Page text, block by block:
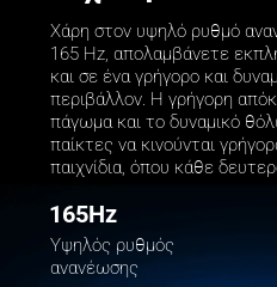
Χάρη στον υψηλό ρυθμό
165 Hz, απολαμβάνετε
και σε ένα γρήγορο και
περιβάλλον. Η γρήγορη
πάγωμα και το δυναμικό
παίκτες να κινούνται
παιχνίδια, όπου κάθε
165Hz
Υψηλός ρυθμός
ανανέωσης